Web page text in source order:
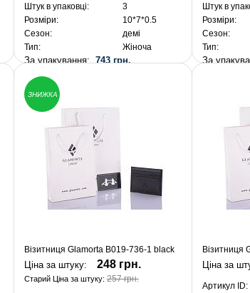
Штук в упаковці:
3
Розміри:
10*7*0.5
Сезон:
демі
Тип:
Жіноча
За упакування: 743 грн.
Штук в
Розміри:
Сезон:
Тип:
За
ЗНИЖКА
Візитниця Glamorta B019-736-1 black
Ціна за штуку: 248 грн.
Старий Ціна за штуку: 257 грн.
Візитниця
Ціна за
Артикул ID: